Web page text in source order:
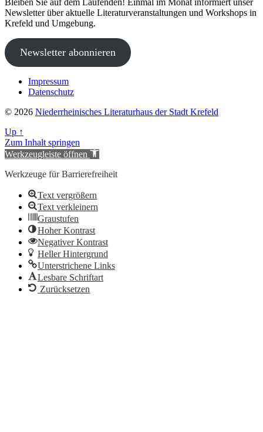
Bleiben Sie auf dem Laufenden! Einmal im Monat informiert unser
Newsletter über aktuelle Literaturveranstaltungen und Workshops in
Krefeld und Umgebung.
Newsletter abonnieren
Impressum
Datenschutz
© 2026 Niederrheinisches Literaturhaus der Stadt Krefeld
Up ↑
Zum Inhalt springen
Werkzeugleiste öffnen
Werkzeuge für Barrierefreiheit
Text vergrößern
Text verkleinern
Graustufen
Hoher Kontrast
Negativer Kontrast
Heller Hintergrund
Unterstrichene Links
Lesbare Schriftart
Zurücksetzen